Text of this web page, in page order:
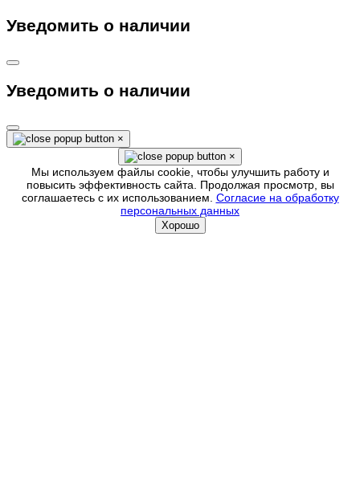
Уведомить о наличии
Уведомить о наличии
×
×
Мы используем файлы cookie, чтобы улучшить работу и
повысить эффективность сайта. Продолжая просмотр, вы
соглашаетесь с их использованием. Согласие на обработку
персональных данных
Хорошо